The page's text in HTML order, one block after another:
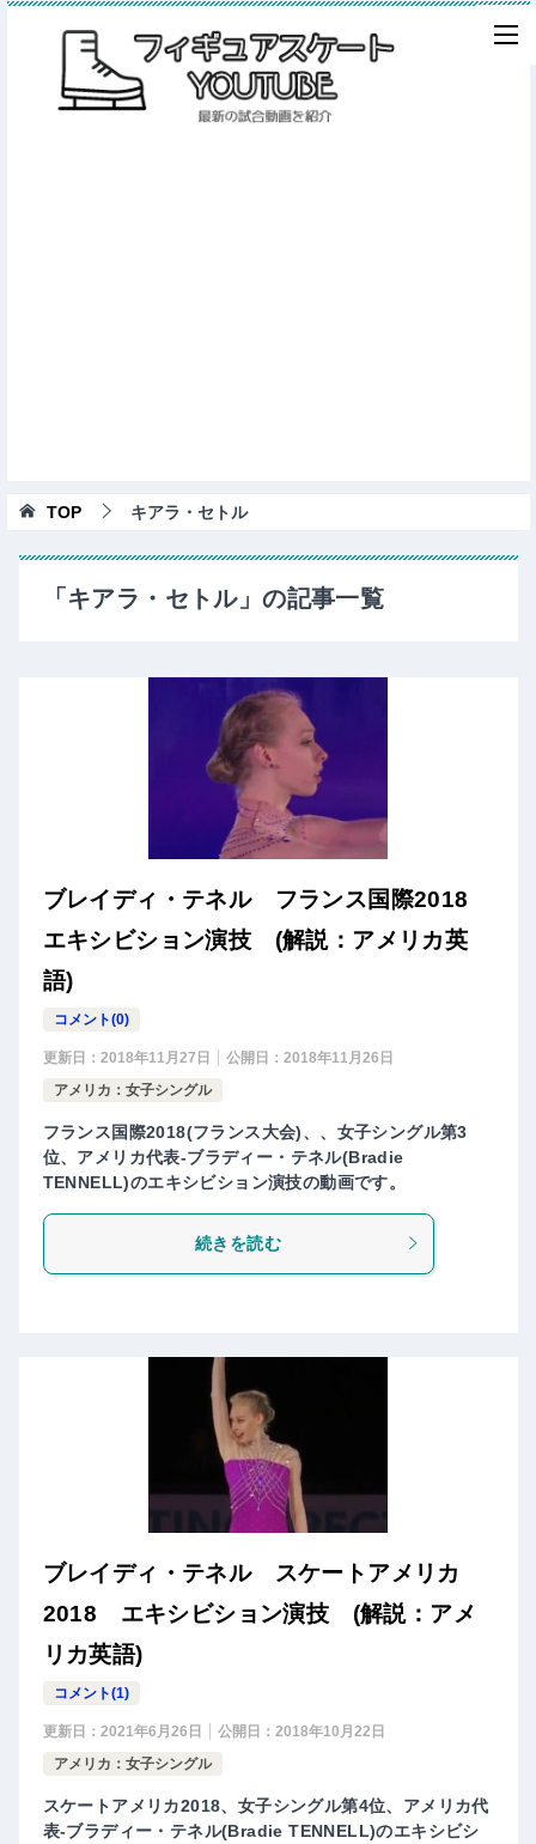
TOP キアラ・セトル
「キアラ・セトル」の記事一覧
ブレイディ・テネル フランス国際2018
エキシビション演技 (解説：アメリカ英
語)
コメント(0)
更新日： 2018年11月27日 公開日： 2018年11月26日
アメリカ：女子シングル
フランス国際2018(フランス大会)、、女子シングル第3
位、アメリカ代表-ブラディー・テネル(Bradie
TENNELL)のエキシビション演技の動画です。
続きを読む
ブレイディ・テネル スケートアメリカ
2018 エキシビション演技 (解説：アメ
リカ英語)
コメント(1)
更新日： 2021年6月26日 公開日： 2018年10月22日
アメリカ：女子シングル
スケートアメリカ2018、女子シングル第4位、アメリカ代
表-ブラディー・テネル(Bradie TENNELL)のエキシビシ